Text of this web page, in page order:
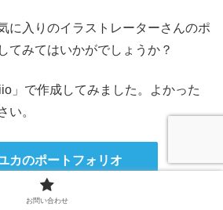
に入りのイラストレーターさんのポ
てみてはいかがでしょうか？
」で作成してみました。よかった
い。
カのポートフォリオ
お問い合わせ